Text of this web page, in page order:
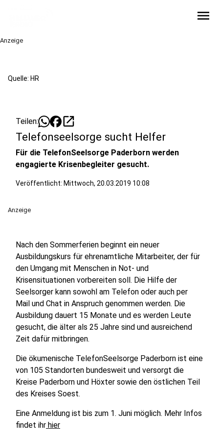
menu
Anzeige
Quelle: HR
Teilen: open_in_new
Telefonseelsorge sucht Helfer
Für die TelefonSeelsorge Paderborn werden
engagierte Krisenbegleiter gesucht.
Veröffentlicht: Mittwoch, 20.03.2019 10:08
Anzeige
Nach den Sommerferien beginnt ein neuer
Ausbildungskurs für ehrenamtliche Mitarbeiter, der für
den Umgang mit Menschen in Not- und
Krisensituationen vorbereiten soll. Die Hilfe der
Seelsorger kann sowohl am Telefon oder auch per
Mail und Chat in Anspruch genommen werden. Die
Ausbildung dauert 15 Monate und es werden Leute
gesucht, die älter als 25 Jahre sind und ausreichend
Zeit dafür mitbringen.
Die ökumenische TelefonSeelsorge Paderborn ist eine
von 105 Standorten bundesweit und versorgt die
Kreise Paderborn und Höxter sowie den östlichen Teil
des Kreises Soest.
Eine Anmeldung ist bis zum 1. Juni möglich. Mehr Infos
findet ihr hier